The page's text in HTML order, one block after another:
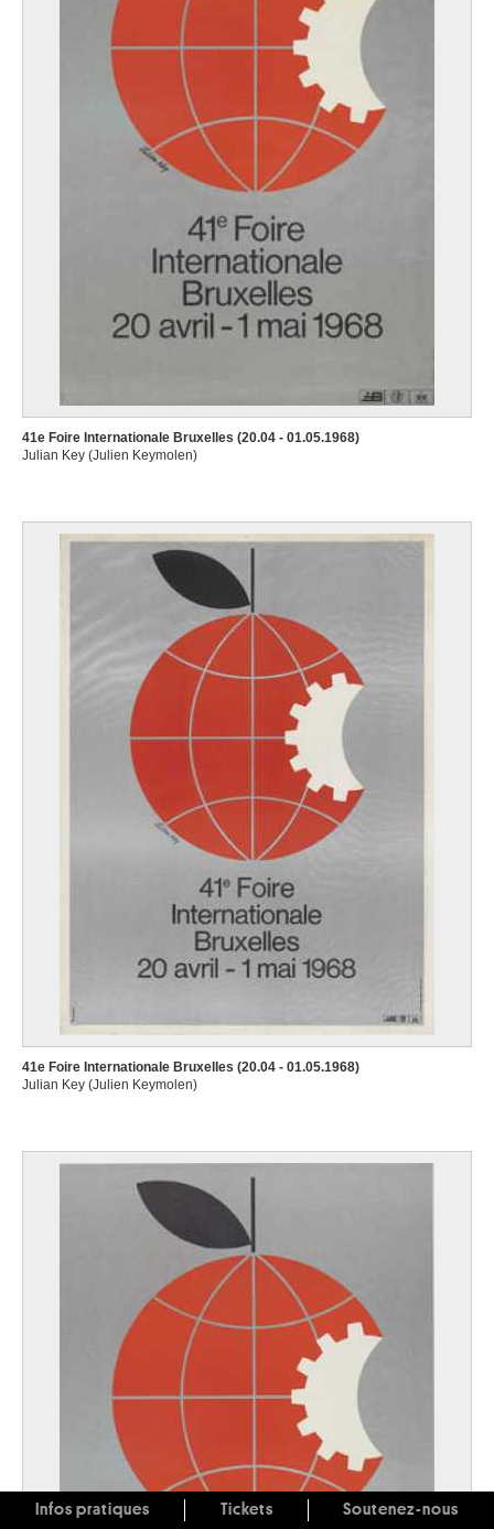
41e Foire Internationale Bruxelles (20.04 - 01.05.1968)
Julian Key (Julien Keymolen)
41e Foire Internationale Bruxelles (20.04 - 01.05.1968)
Julian Key (Julien Keymolen)
Infos pratiques Tickets Soutenez-nous